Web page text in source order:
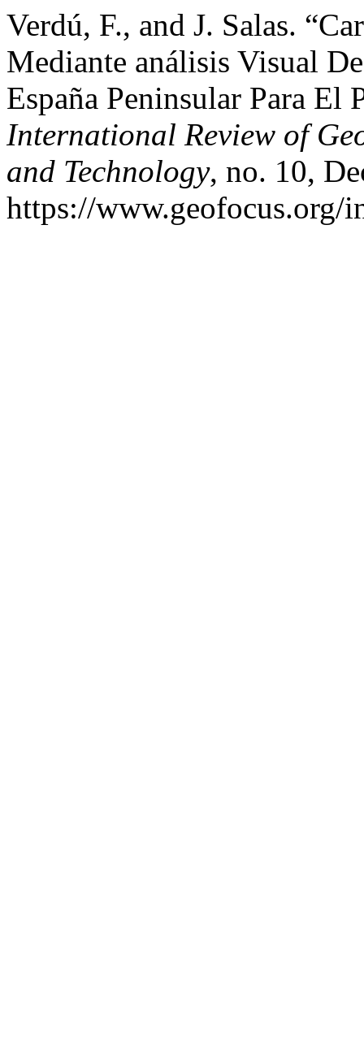
Verdú, F., and J. Salas.
Mediante análisis Visual
España Peninsular Para
International Review of
and Technology, no. 10,
https://www.geofocus.org/